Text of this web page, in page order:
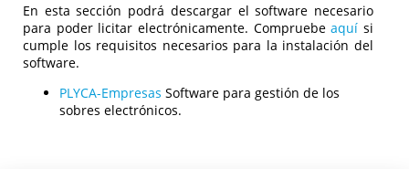
En esta sección podrá descargar el software necesario
para poder licitar electrónicamente. Compruebeaquí si
cumple los requisitos necesarios para la instalación del
software.
PLYCA-Empresas Software para gestión de los
sobres electrónicos.